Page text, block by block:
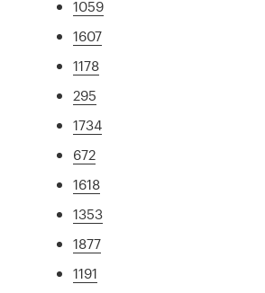
1059
1607
1178
295
1734
672
1618
1353
1877
1191